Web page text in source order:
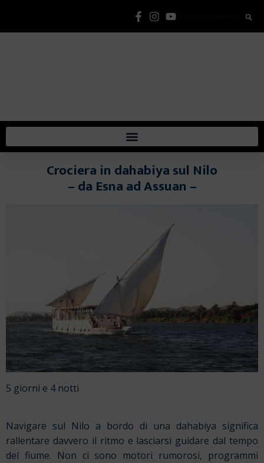
Crociera in dahabiya sul Nilo
– da Esna ad Assuan –
5 giorni e 4 notti
Navigare sul Nilo a bordo di una dahabiya significa
rallentare davvero il ritmo e lasciarsi guidare dal tempo
del fiume. Non ci sono motori rumorosi, programmi